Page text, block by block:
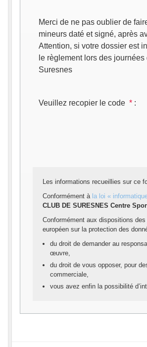
Merci de ne pas oublier de
mineurs daté et signé, après
Attention, si votre dossier est
le règlement lors des
Suresnes
Veuillez recopier le code * :
Les informations recueillies sur ce
Conformément à la loi «
CLUB DE SURESNES Centre
Conformément aux dispositions
européen sur la protection des
du droit de demander au
œuvre,
du droit de vous opposer, pour
commerciale,
vous avez enfin la possibilité